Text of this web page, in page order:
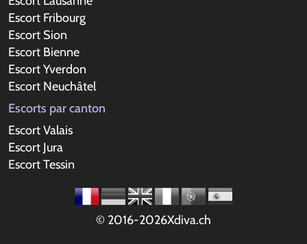
Escort Fribourg
Escort Sion
Escort Bienne
Escort Yverdon
Escort Neuchâtel
Escorts par canton
Escort Valais
Escort Jura
Escort Tessin
© 2016-2026Xdiva.ch